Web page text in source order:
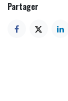
Partager